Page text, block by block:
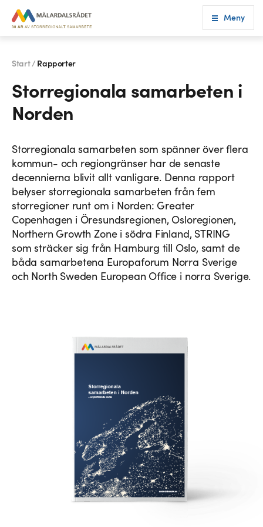
Meny
Start / Rapporter
Storregionala samarbeten i
Norden
Storregionala samarbeten som spänner över flera
kommun- och regiongränser har de senaste
decennierna blivit allt vanligare. Denna rapport
belyser storregionala samarbeten från fem
storregioner runt om i Norden: Greater
Copenhagen i Öresundsregionen, Osloregionen,
Northern Growth Zone i södra Finland, STRING
som sträcker sig från Hamburg till Oslo, samt de
båda samarbetena Europaforum Norra Sverige
och North Sweden European Office i norra Sverige.